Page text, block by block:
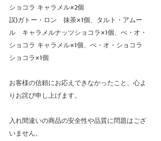
ショコラ キャラメル×2個
誤)ガトー・ロン　抹茶×1個、タルト・アムー
ル　キャラメルナッツショコラ×1個、ぺ・オ・
ショコラ キャラメル×1個、ぺ・オ・ショコラ
ショコラ×1個
お客様の信頼にお応えできなかったこと、心よ
りお詫び申し上げます。
入れ間違いの商品の安全性や品質に問題はござ
いません。